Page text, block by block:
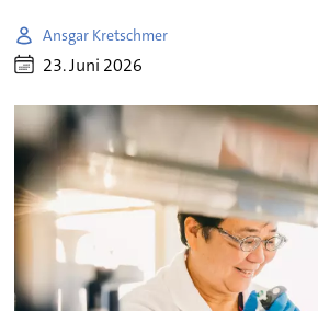
Ansgar Kretschmer
23. Juni 2026